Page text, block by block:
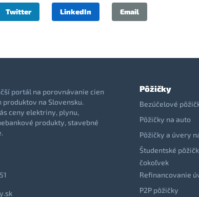
Twitter LinkedIn Email
Pôžičky
Bezúčelové
Pôžičky na auto
Pôžičky a úvery
Študentské
čokoľvek
Refinancovanie
P2P pôžičky
portál na porovnávanie cien
na Slovensku.
ceny elektriny, plynu,
produkty, stavebné